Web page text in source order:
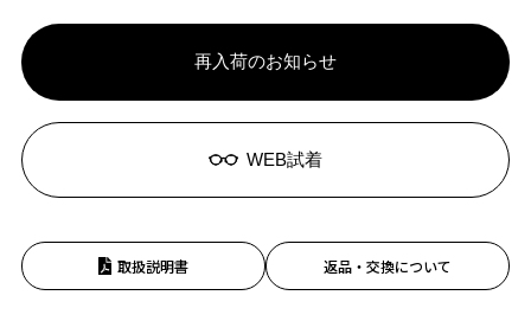
再入荷のお知らせ
WEB試着
取扱説明書 返品・交換について